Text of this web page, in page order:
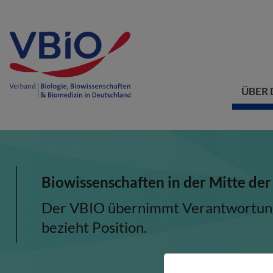
ÜBER
Biowissenschaften in der Mitte
Der VBIO übernimmt
bezieht Position.